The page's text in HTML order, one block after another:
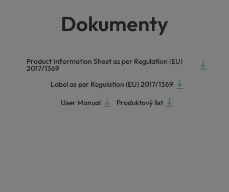
Dokumenty
Product Information Sheet as per Regulation (EU)
2017/1369
Label as per Regulation (EU) 2017/1369
User Manual
Produktový list